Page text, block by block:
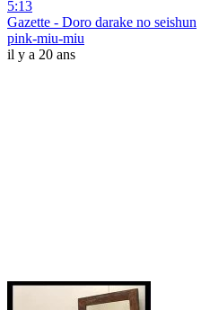
5:13
Gazette - Doro darake no seishun
pink-miu-miu
il y a 20 ans